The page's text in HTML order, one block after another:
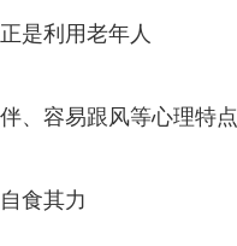
利用老年人
容易跟风等心理特点
食其力